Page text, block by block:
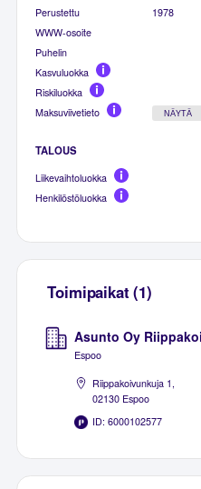
Perustettu
1978
WWW-osoite
Puhelin
Kasvuluokka
Riskiluokka
Maksuviivetieto
NÄYTÄ
TALOUS
Liikevaihtoluokka
Henkilöstöluokka
Toimipaikat (1)
Asunto Oy
Espoo
Riippakoivunkuja 1,
02130 Espoo
ID: 6000102577